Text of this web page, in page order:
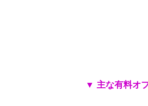
▼ 主な有料オ